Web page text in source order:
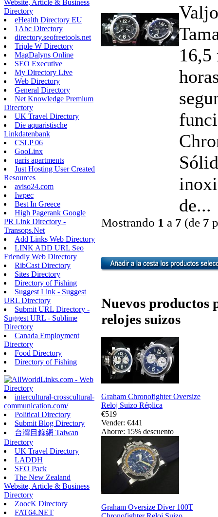
Website, Article & Business
Directory
eHealth Directory EU
1Abc Directory
directory.seofreetools.net
Triple W Directory
MagDalyns Online
SEO Executive
My Directory Live
Web Directory
General Directory
Net Knowledge Premium
Directory
UK Travel Directory
Die aquaristische
Linkdatenbank
CSLP 06
GooLinx
paris apartments
Just Hosting User Created
Resources
aviso24.com
Iwpec
Best In Greece
High Pagerank Google
PR Link Directory -
Transops.Net
Add Links Web Directory
LINK ADD URL Seo
Friendly Web Directory
RibCast Directory
Sites Directory
Directory of Fishing
Suggest Link - Suggest
URL Directory
Submit URL Directory -
Suggest URL - Sublime
Directory
Canada Employment
Directory
Food Directory
Directory of Fishing
intercultural-crosscultural-
communication.com/
Political Directory
Submit Blog Directory
台灣目錄網 Taiwan
Directory
UK Travel Directory
LADDH
SEO Pack
The New Zealand
Website, Article & Business
Directory
ZoocK Directory
FAT64.NET
16,5
de...
Mostrando 1 a 7 (de 7
Nuevos productos
relojes suizos
Graham Chronofighter Oversize
Reloj Suizo Réplica
€519
Vender: €441
Ahorre: 15% descuento
Graham Oversize Diver 100T